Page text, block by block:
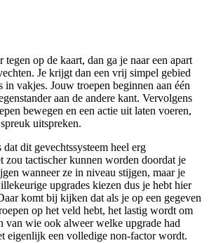
tegen op de kaart, dan ga je naar een apart
Je krijgt dan een vrij simpel gebied
in vakjes. Jouw troepen beginnen aan één
aan de andere kant. Vervolgens
bewegen en een actie uit laten voeren,
uitspreken.
dit gevechtssysteem heel erg
tactischer kunnen worden doordat je
wanneer ze in niveau stijgen, maar je
upgrades kiezen dus je hebt hier
komt bij kijken dat als je op een gegeven
op het veld hebt, het lastig wordt om
van wie ook alweer welke upgrade had
eigenlijk een volledige non-factor wordt.